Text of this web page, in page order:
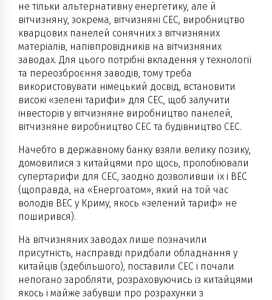
не тільки альтернативну енергетику, але й
вітчизняну, зокрема, вітчизняні СЕС, виробництво
кварцових панелей сонячних з вітчизняних
матеріалів, напівпровідників на вітчизняних
заводах. Для цього потрібні вкладення у технології
та переозброєння заводів, тому треба
використовувати німецький досвід, встановити
високі «зелені тарифи» для СЕС, щоб залучити
інвесторів у вітчизняне виробництво панелей,
вітчизняне виробництво СЕС та будівництво СЕС.
Начебто в державному банку взяли велику позику,
домовилися з китайцями про щось, пролобіювали
супертарифи для СЕС, заодно дозволивши їх і ВЕС
(щоправда, на «Енергоатом», який на той час
володів ВЕС у Криму, якось «зелений тариф» не
поширився).
На вітчизняних заводах лише позначили
присутність, насправді придбали обладнання у
китайців (здебільшого), поставили СЕС і почали
непогано заробляти, розраховуючись із китайцями
якось і майже забувши про розрахунки з